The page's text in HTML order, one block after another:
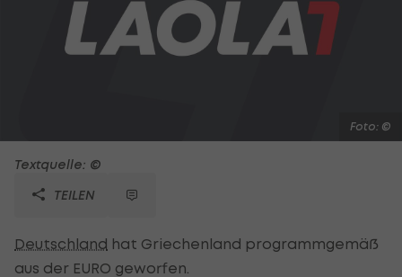
Foto: ©
Textquelle: ©
TEILEN
Deutschland hat Griechenland programmgemäß
aus der EURO geworfen.